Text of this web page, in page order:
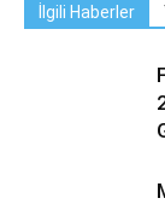
İlgili Haberler